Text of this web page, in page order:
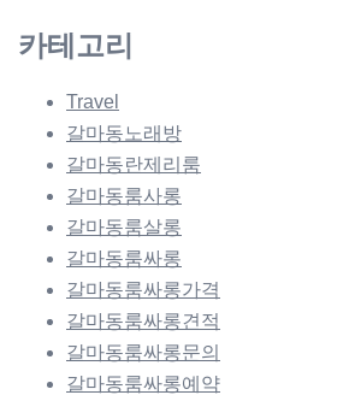
카테고리
Travel
갈마동노래방
갈마동란제리룸
갈마동룸사롱
갈마동룸살롱
갈마동룸싸롱
갈마동룸싸롱가격
갈마동룸싸롱견적
갈마동룸싸롱문의
갈마동룸싸롱예약